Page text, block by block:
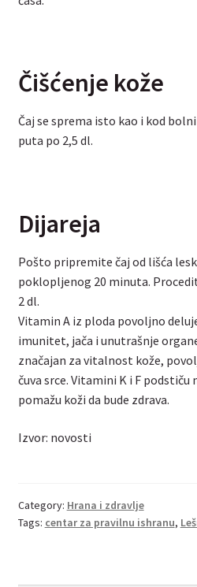
Čišćenje kože
Čaj se sprema isto kao i kod
puta po 2,5 dl.
Dijareja
Pošto pripremite čaj od lišća
poklopljenog 20 minuta.
2 dl.
Vitamin A iz ploda povoljno
imunitet, jača i unutrašnje
značajan za vitalnost kože,
čuva srce. Vitamini K i F
pomažu koži da bude zdrava.
Izvor: novosti
Category: Hrana i zdravlje
Tags: centar za pravilnu ishranu,